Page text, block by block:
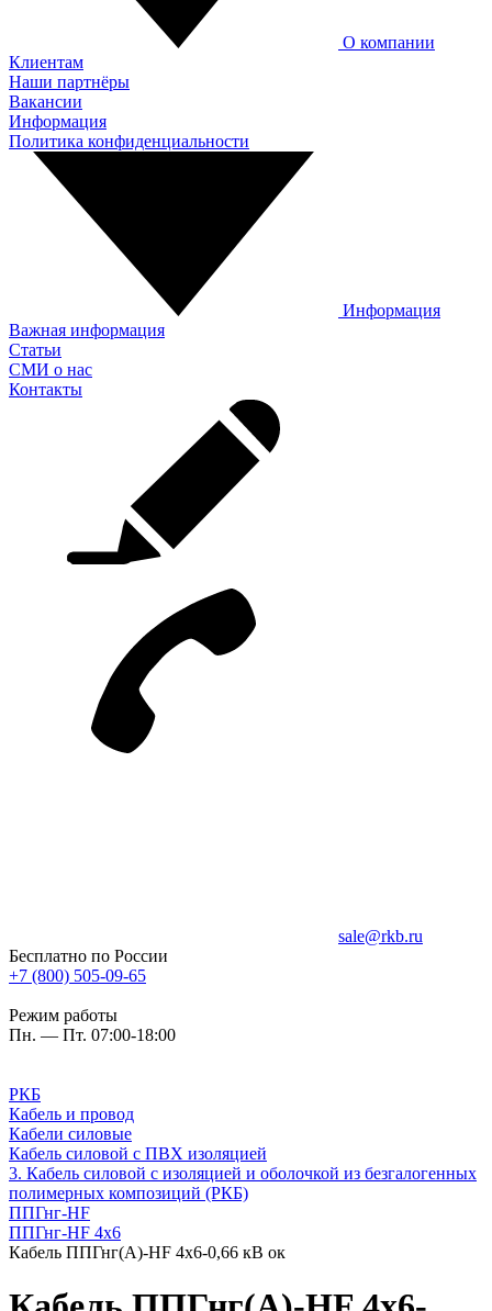
О компании
Клиентам
Наши партнёры
Вакансии
Информация
Политика конфиденциальности
Информация
Важная информация
Статьи
СМИ о нас
Контакты
sale@rkb.ru
Бесплатно по России
+7 (800) 505-09-65
Режим работы
Пн. — Пт. 07:00-18:00
РКБ
Кабель и провод
Кабели силовые
Кабель силовой с ПВХ изоляцией
3. Кабель силовой с изоляцией и оболочкой из безгалогенных
полимерных композиций (РКБ)
ППГнг-HF
ППГнг-HF 4х6
Кабель ППГнг(А)-HF 4х6-0,66 кВ ок